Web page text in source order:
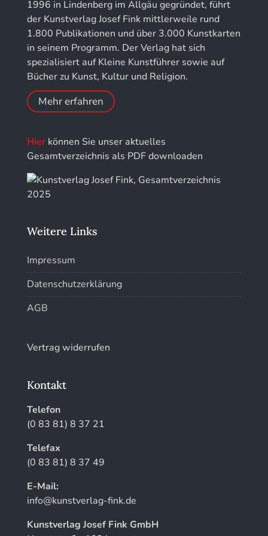
für Chronometrie
Jahrbuch der Stiftung Thüringer Schlösser und
Gärten
1996 in Lindenberg im Allgäu gegründet, führt
der Kunstverlag Josef Fink mittlerweile rund
1.800 Publikationen und über 3.000 Kunstkarten
in seinem Programm. Der Verlag hat sich
spezialisiert auf Kleine Kunstführer sowie auf
Bücher zu Kunst, Kultur und Religion.
Mehr erfahren
Hierkönnen Sie unser aktuelles
Gesamtverzeichnis als PDF downloaden
Weitere Links
Impressum
Datenschutzerklärung
AGB
Vertrag widerrufen
Kontakt
Telefon
(0 83 81) 8 37 21
Telefax
(0 83 81) 8 37 49
E-Mail:
info@kunstverlag-fink.de
Kunstverlag Josef Fink GmbH